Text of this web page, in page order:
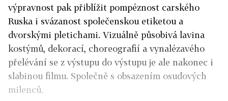
výpravnost pak přiblížit pompéznost carského
Ruska i svázanost společenskou etiketou a
dvorskými pletichami. Vizuálně působivá lavina
kostýmů, dekorací, choreografií a vynalézavého
přelévání se z výstupu do výstupu je ale nakonec i
slabinou filmu. Společně s obsazením osudových
milenců.